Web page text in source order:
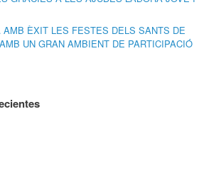
AMB ÈXIT LES FESTES DELS SANTS DE
UN GRAN AMBIENT DE PARTICIPACIÓ